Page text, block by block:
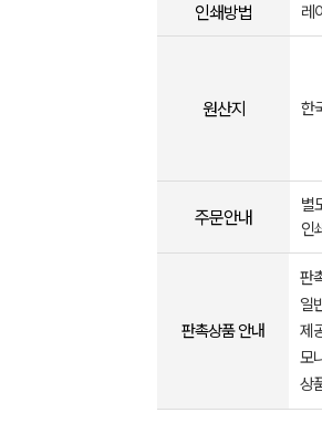
인쇄방법 레
원산지 한
주문안내
별
인
판촉상품 안내
판
일
제
모
상